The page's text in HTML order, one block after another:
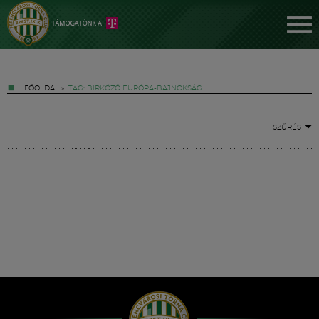
FŐOLDAL » TAG: BIRKÓZÓ EURÓPA-BAJNOKSÁG
SZŰRÉS
Hírek